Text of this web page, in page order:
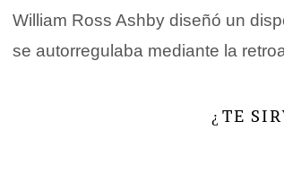
William Ross Ashby diseñó un
se autorregulaba mediante la
¿ TE